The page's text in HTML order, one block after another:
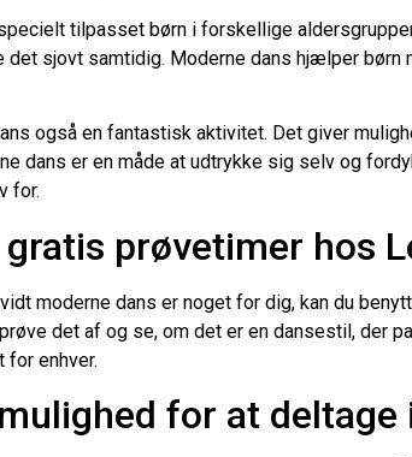
tilpasset børn i forskellige
det sjovt samtidig. Moderne dans hjælper
også en fantastisk aktivitet. Det giver
dans er en måde at udtrykke sig selv og
for.
prøvetimer hos
moderne dans er noget for dig, kan du
det af og se, om det er en dansestil, der
for enhver.
for at